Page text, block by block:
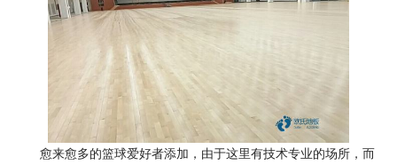
愈来愈多的篮球爱好者添加，由于这里有技术专业的场所，而